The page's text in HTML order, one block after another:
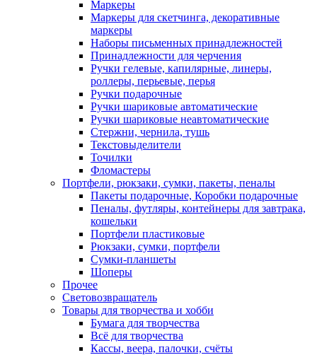
Маркеры
Маркеры для скетчинга, декоративные
маркеры
Наборы письменных принадлежностей
Принадлежности для черчения
Ручки гелевые, капилярные, линеры,
роллеры, перьевые, перья
Ручки подарочные
Ручки шариковые автоматические
Ручки шариковые неавтоматические
Стержни, чернила, тушь
Текстовыделители
Точилки
Фломастеры
Портфели, рюкзаки, сумки, пакеты, пеналы
Пакеты подарочные, Коробки подарочные
Пеналы, футляры, контейнеры для завтрака,
кошельки
Портфели пластиковые
Рюкзаки, сумки, портфели
Сумки-планшеты
Шоперы
Прочее
Световозвращатель
Товары для творчества и хобби
Бумага для творчества
Всё для творчества
Кассы, веера, палочки, счёты